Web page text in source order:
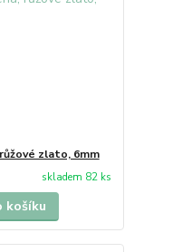
zlato, 6mm
skladem 82 ks
košíku